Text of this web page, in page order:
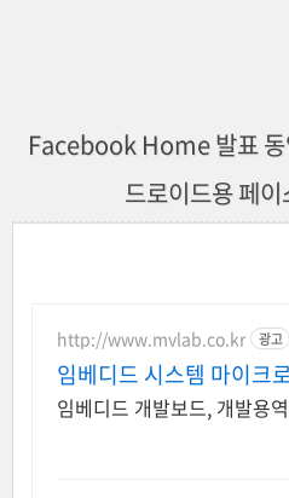
Facebook Home 발표 동
드로이드용 페
http://www.mvlab.co.kr 광고
임베디드 시스템 마이크
임베디드 개발보드, 개발용